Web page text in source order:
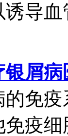
导
银屑病
免
疫